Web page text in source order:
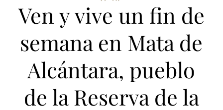
Ven y vive un fin de
semana en Mata de
Alcántara, pueblo
de la Reserva de la